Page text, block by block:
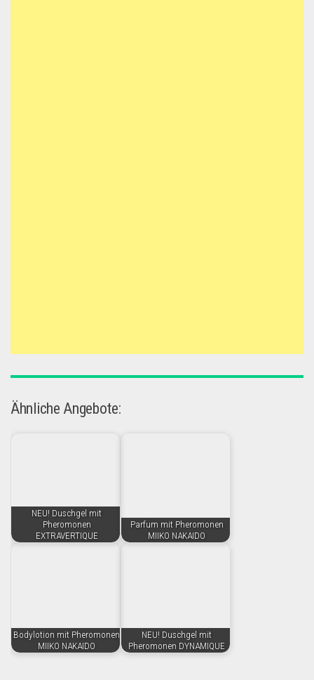
Ähnliche Angebote:
NEU! Duschgel mit
Pheromonen
EXTRAVERTIQUE
Parfum mit Pheromonen
MIIKO NAKAIDO
Bodylotion mit Pheromonen
MIIKO NAKAIDO
NEU! Duschgel mit
Pheromonen DYNAMIQUE